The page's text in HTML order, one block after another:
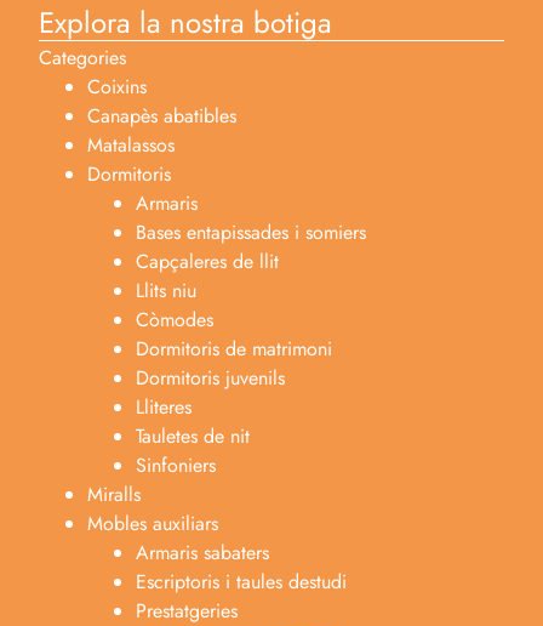
Explora la nostra botiga
Categories
Coixins
Canapès abatibles
Matalassos
Dormitoris
Armaris
Bases entapissades i somiers
Capçaleres de llit
Llits niu
Còmodes
Dormitoris de matrimoni
Dormitoris juvenils
Lliteres
Tauletes de nit
Sinfoniers
Miralls
Mobles auxiliars
Armaris sabaters
Escriptoris i taules destudi
Prestatgeries